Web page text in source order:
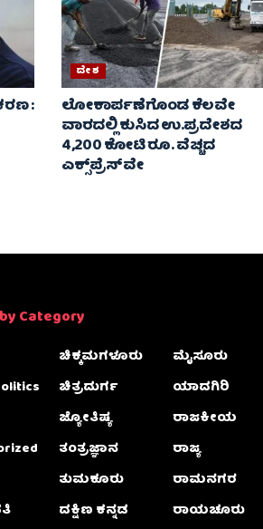
:
ದೇಶ
ಲೋಕಾರ್ಪಣೆಗೊಂಡ ಕೆಲವೇ
ವಾರದಲ್ಲಿ ಕುಸಿದ ಉ.ಪ್ರದೇಶದ
4,200 ಕೋಟಿ ರೂ. ವೆಚ್ಚದ
ಎಕ್ಸ್‌ಪ್ರೆಸ್‌ವೇ
Category
ಚಿಕ್ಕಮಗಳೂರು
ಚಿತ್ರದುರ್ಗ
ಜ್ಯೋತಿಷ್ಯ
ತಂತ್ರಜ್ಞಾನ
ತುಮಕೂರು
ದಕ್ಷಿಣ ಕನ್ನಡ
ಮೈಸೂರು
ಯಾದಗಿರಿ
ರಾಜಕೀಯ
ರಾಜ್ಯ
ರಾಮನಗರ
ರಾಯಚೂರು